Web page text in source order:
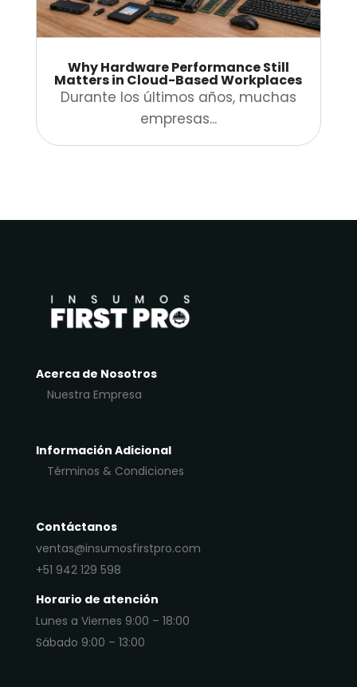
Why Hardware Performance Still
Matters in Cloud-Based Workplaces
Durante los últimos años, muchas
empresas...
Acerca de Nosotros
Nuestra Empresa
Información Adicional
Términos & Condiciones
Contáctanos
ventas@insumosfirstpro.com
+51 942 129 598
Horario de atención
Lunes a Viernes 9:00 – 18:00
Sábado 9:00 – 13:00